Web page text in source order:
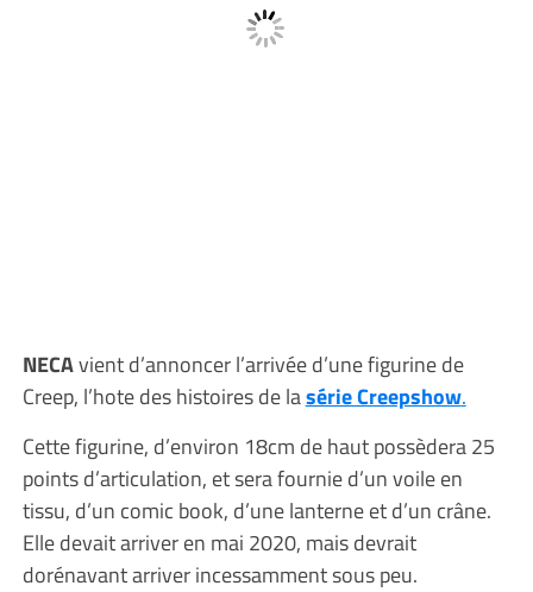
NECAvient d’annoncer l’arrivée d’une figurine de
Creep, l’hote des histoires de lasérie Creepshow.
Cette figurine, d’environ 18cm de haut possèdera 25
points d’articulation, et sera fournie d’un voile en
tissu, d’un comic book, d’une lanterne et d’un crâne.
Elle devait arriver en mai 2020, mais devrait
dorénavant arriver incessamment sous peu.